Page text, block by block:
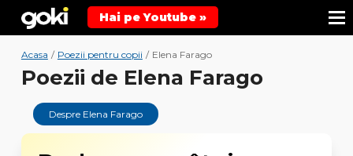
Hai pe Youtube »
Acasa / Poezii pentru copii / Elena Farago
Poezii de Elena Farago
Despre Elena Farago